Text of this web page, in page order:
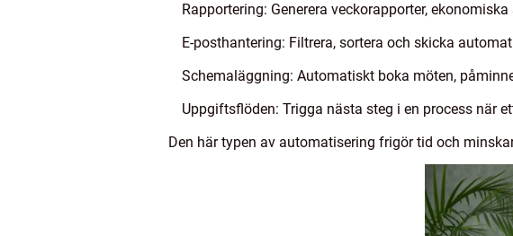
Rapportering: Generera veckorapporter,
E-posthantering: Filtrera, sortera och skicka
Schemaläggning: Automatiskt boka möten,
Uppgiftsflöden: Trigga nästa steg i en process när
Den här typen av automatisering frigör tid och